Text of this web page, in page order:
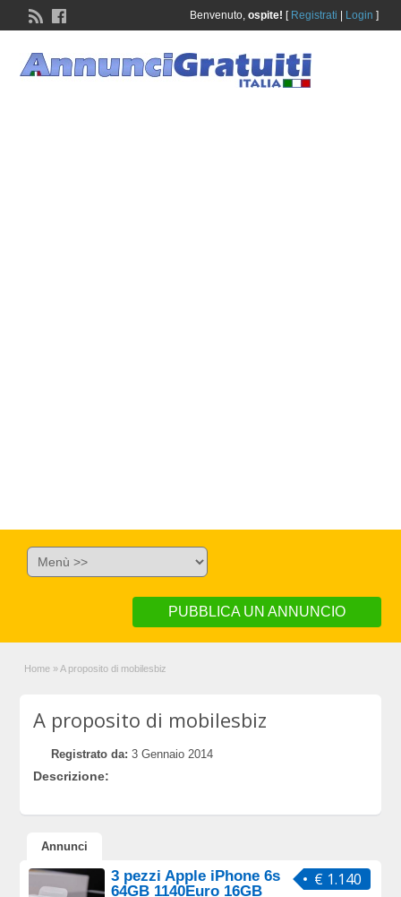
Benvenuto, ospite! [ Registrati Login ]
PUBBLICA UN ANNUNCIO
Home » A proposito di mobilesbiz
A proposito di mobilesbiz
Registrato da: 3 Gennaio 2014
Descrizione:
Annunci
€ 1.140
3 pezzi Apple iPhone 6s
64GB 1140Euro 16GB